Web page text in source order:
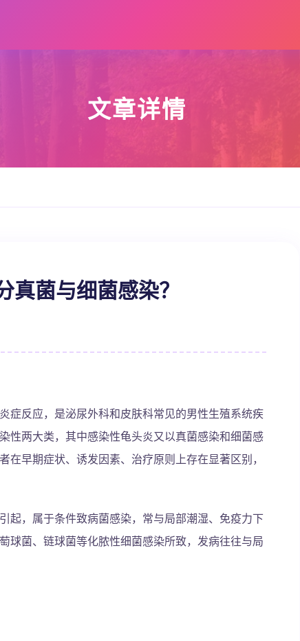
文章详情
菌与细菌感染？
症反应，是泌尿外科和皮肤科常见的男性生殖系统疾
性两大类，其中感染性龟头炎又以真菌感染和细菌感
早期症状、诱发因素、治疗原则上存在显著区别，
起，属于条件致病菌感染，常与局部潮湿、免疫力下
球菌、链球菌等化脓性细菌感染所致，发病往往与局